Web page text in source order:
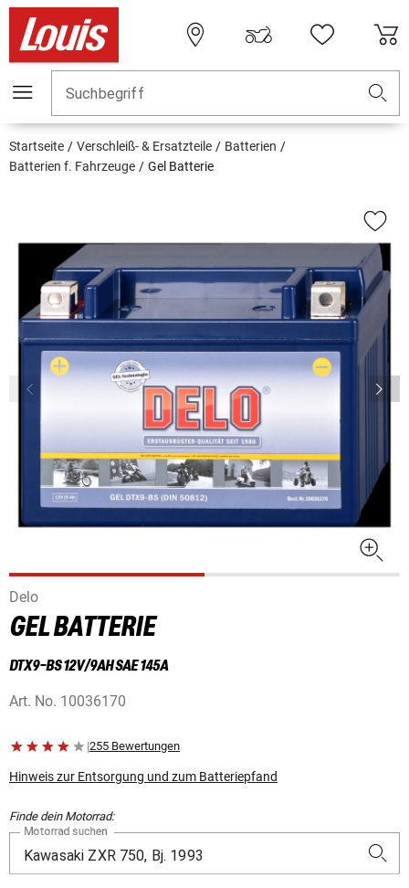
Suchbegriff
Startseite Verschleiß- & Ersatzteile
Batterien
Batterien f. Fahrzeuge
Gel Batterie
Delo
GEL BATTERIE
DTX9-BS 12V/9AH SAE 145A
Art. No. 10036170
|255 Bewertungen
Hinweis zur Entsorgung und zum Batteriepfand
Finde dein Motorrad:
Motorrad suchen